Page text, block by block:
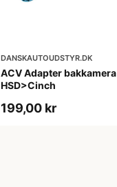
DANSKAUTOUDSTYR.DK
ACV Adapter bakkamera
HSD>Cinch
199,00 kr